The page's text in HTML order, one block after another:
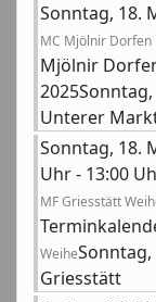
Sonntag, 18.
MC Mjölnir Dorfen
Mjölnir
Unterer
Sonntag, 18.
Uhr - 13:00
MF Griesstätt
WeiheSonntag,
Griesstätt